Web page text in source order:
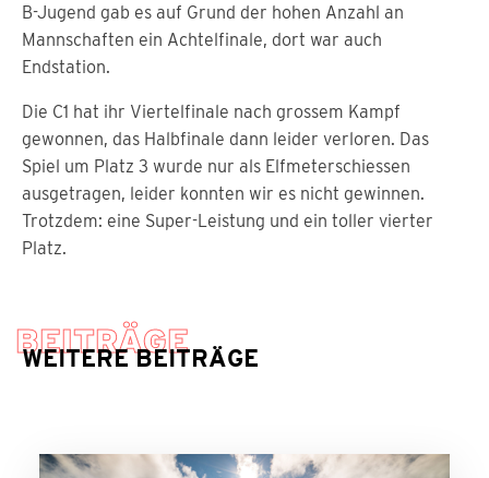
B-Jugend gab es auf Grund der hohen Anzahl an
Mannschaften ein Achtelfinale, dort war auch
Endstation.
Die C1 hat ihr Viertelfinale nach grossem Kampf
gewonnen, das Halbfinale dann leider verloren. Das
Spiel um Platz 3 wurde nur als Elfmeterschiessen
ausgetragen, leider konnten wir es nicht gewinnen.
Trotzdem: eine Super-Leistung und ein toller vierter
Platz.
WEITERE BEITRÄGE
BEITRÄGE